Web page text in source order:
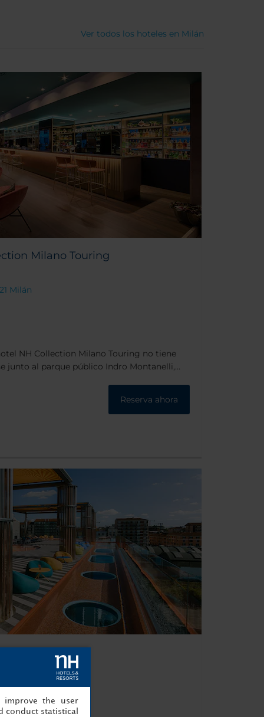
Ver todos los hoteles en Milán
Milano Touring
Milán
NH Collection Milano Touring no tiene
junto al parque público Indro Montanelli,
metro y resulta muy fácil llegar al distrito
Reserva ahora
the user
conduct statistical